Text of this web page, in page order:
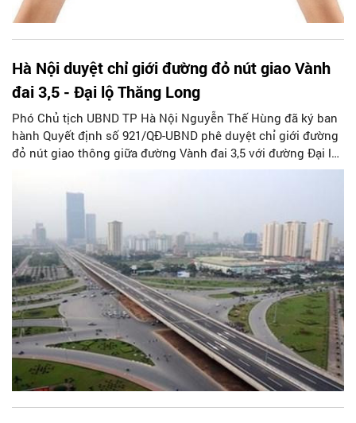
Hà Nội duyệt chỉ giới đường đỏ nút giao Vành
đai 3,5 - Đại lộ Thăng Long
Phó Chủ tịch UBND TP Hà Nội Nguyễn Thế Hùng đã ký ban
hành Quyết định số 921/QĐ-UBND phê duyệt chỉ giới đường
đỏ nút giao thông giữa đường Vành đai 3,5 với đường Đại lộ
Thăng Long, tỷ lệ 1/500, quận Nam Từ Liêm, huyện Hoài Đức,
TP Hà Nội.